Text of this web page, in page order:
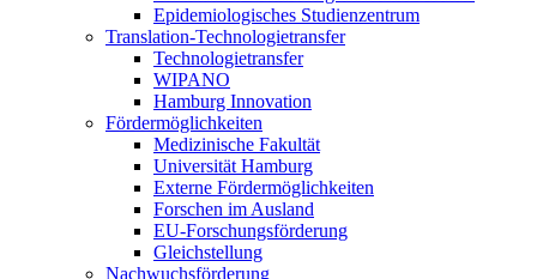
Epidemiologisches Studienzentrum
Translation-Technologietransfer
Technologietransfer
WIPANO
Hamburg Innovation
Fördermöglichkeiten
Medizinische Fakultät
Universität Hamburg
Externe Fördermöglichkeiten
Forschen im Ausland
EU-Forschungsförderung
Gleichstellung
Nachwuchsförderung